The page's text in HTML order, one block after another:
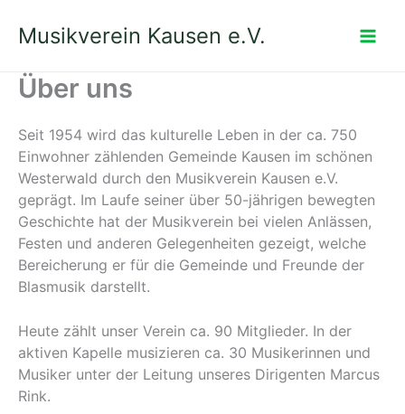
InhaltMusikverein Kausen e.V.
Über uns
Seit 1954 wird das kulturelle Leben in der ca. 750
Einwohner zählenden Gemeinde Kausen im schönen
Westerwald durch den Musikverein Kausen e.V.
geprägt. Im Laufe seiner über 50-jährigen bewegten
Geschichte hat der Musikverein bei vielen Anlässen,
Festen und anderen Gelegenheiten gezeigt, welche
Bereicherung er für die Gemeinde und Freunde der
Blasmusik darstellt.
Heute zählt unser Verein ca. 90 Mitglieder. In der
aktiven Kapelle musizieren ca. 30 Musikerinnen und
Musiker unter der Leitung unseres Dirigenten Marcus
Rink.